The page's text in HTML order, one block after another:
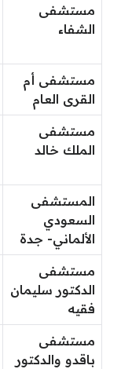
مستشفى
الشفاء
مستشفى أم
القرى العام
مستشفى
الملك خالد
المستشفى
السعودي
الألماني- جدة
مستشفى
الدكتور سليمان
فقيه
مستشفى
باقدو والدكتور